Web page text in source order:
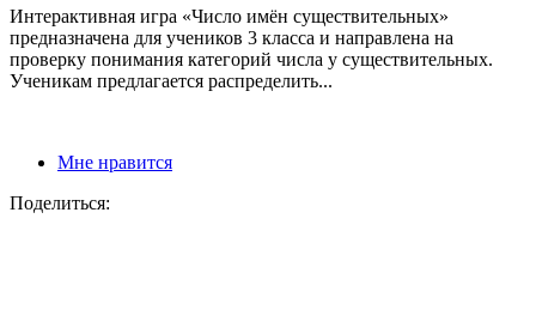
Интерактивная игра «Число имён существительных»
предназначена для учеников 3 класса и направлена на
проверку понимания категорий числа у существительных.
Ученикам предлагается распределить...
Мне нравится
Поделиться: